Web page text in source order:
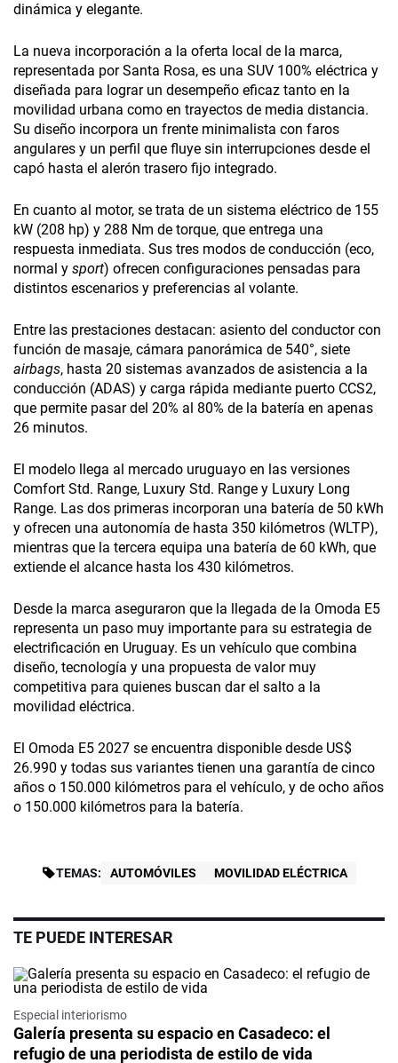
dinámica y elegante.
La nueva incorporación a la oferta local de la marca,
representada por Santa Rosa, es una SUV 100% eléctrica y
diseñada para lograr un desempeño eficaz tanto en la
movilidad urbana como en trayectos de media distancia.
Su diseño incorpora un frente minimalista con faros
angulares y un perfil que fluye sin interrupciones desde el
capó hasta el alerón trasero fijo integrado.
En cuanto al motor, se trata de un sistema eléctrico de 155
kW (208 hp) y 288 Nm de torque, que entrega una
respuesta inmediata. Sus tres modos de conducción (eco,
normal y sport) ofrecen configuraciones pensadas para
distintos escenarios y preferencias al volante.
Entre las prestaciones destacan: asiento del conductor con
función de masaje, cámara panorámica de 540°, siete
airbags, hasta 20 sistemas avanzados de asistencia a la
conducción (ADAS) y carga rápida mediante puerto CCS2,
que permite pasar del 20% al 80% de la batería en apenas
26 minutos.
El modelo llega al mercado uruguayo en las versiones
Comfort Std. Range, Luxury Std. Range y Luxury Long
Range. Las dos primeras incorporan una batería de 50 kWh
y ofrecen una autonomía de hasta 350 kilómetros (WLTP),
mientras que la tercera equipa una batería de 60 kWh, que
extiende el alcance hasta los 430 kilómetros.
Desde la marca aseguraron que la llegada de la Omoda E5
representa un paso muy importante para su estrategia de
electrificación en Uruguay. Es un vehículo que combina
diseño, tecnología y una propuesta de valor muy
competitiva para quienes buscan dar el salto a la
movilidad eléctrica.
El Omoda E5 2027 se encuentra disponible desde US$
26.990 y todas sus variantes tienen una garantía de cinco
años o 150.000 kilómetros para el vehículo, y de ocho años
o 150.000 kilómetros para la batería.
TEMAS: AUTOMÓVILES MOVILIDAD ELÉCTRICA
TE PUEDE INTERESAR
Especial interiorismo
Galería presenta su espacio en Casadeco: el
refugio de una periodista de estilo de vida